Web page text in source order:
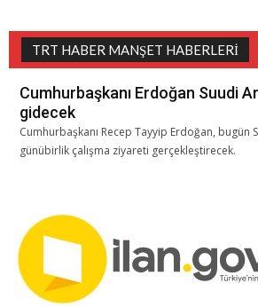
TRT HABER MANŞET HABERLERI
Cumhurbaşkanı Erdoğan Suudi
gidecek
Cumhurbaşkanı Recep Tayyip Erdoğan, bugün
günübirlik çalışma ziyareti gerçekleştirecek.